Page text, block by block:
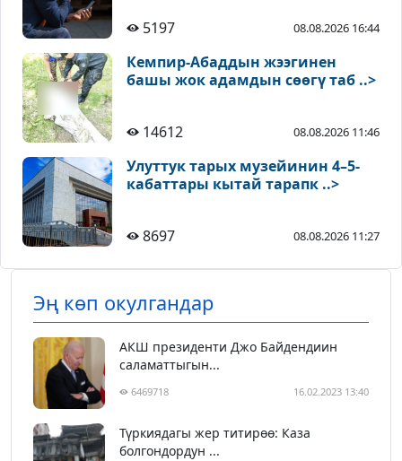
5197 08.08.2026 16:44
Кемпир-Абаддын жээгинен
башы жок адамдын сөөгү таб ..>
14612 08.08.2026 11:46
Улуттук тарых музейинин 4–5-
кабаттары кытай тарапк ..>
8697 08.08.2026 11:27
Эң көп окулгандар
АКШ президенти Джо Байдендиин
саламаттыгын...
6469718 16.02.2023 13:40
Түркиядагы жер титирөө: Каза
болгондордун ...